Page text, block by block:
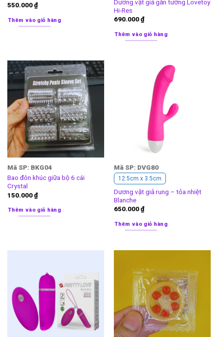
550.000₫
Thêm vào giỏ hàng
Dương vật giả gắn tường Lovetoy
Hi-Res
690.000₫
Thêm vào giỏ hàng
Mã SP: BKG04
Bao đôn khúc giữa bộ 6 cái
Crystal
150.000₫
Thêm vào giỏ hàng
Mã SP: DVG80
12.5cm x 3.5cm
Dương vật giả rung – tỏa nhiệt
Blanche
650.000₫
Thêm vào giỏ hàng